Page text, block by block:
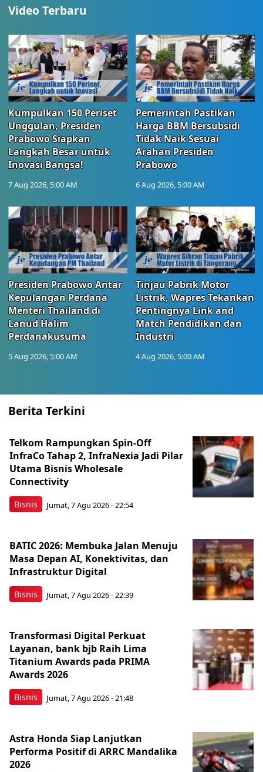
Video Terbaru
Kumpulkan 150 Periset
Unggulan, Presiden
Prabowo Siapkan
Langkah Besar untuk
Inovasi Bangsa!
7 Aug 2026, 5:00 AM
Pemerintah Pastikan
Harga BBM Bersubsidi
Tidak Naik Sesuai
Arahan Presiden
Prabowo
6 Aug 2026, 5:00 AM
Presiden Prabowo Antar
Kepulangan Perdana
Menteri Thailand di
Lanud Halim
Perdanakusuma
5 Aug 2026, 5:00 AM
Tinjau Pabrik Motor
Listrik, Wapres Tekankan
Pentingnya Link and
Match Pendidikan dan
Industri
4 Aug 2026, 5:00 AM
Berita Terkini
Bisnis
Telkom Rampungkan Spin-Off
InfraCo Tahap 2, InfraNexia Jadi Pilar
Utama Bisnis Wholesale
Connectivity
Jumat, 7 Agu 2026 - 22:54
Bisnis
BATIC 2026: Membuka Jalan Menuju
Masa Depan AI, Konektivitas, dan
Infrastruktur Digital
Jumat, 7 Agu 2026 - 22:39
Bisnis
Transformasi Digital Perkuat
Layanan, bank bjb Raih Lima
Titanium Awards pada PRIMA
Awards 2026
Jumat, 7 Agu 2026 - 21:48
Astra Honda Siap Lanjutkan
Performa Positif di ARRC Mandalika
2026